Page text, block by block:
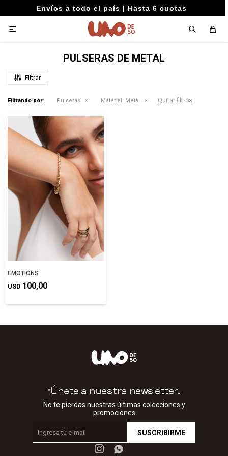
Envíos a todo el país | Hasta 6 cuotas

PULSERAS DE METAL
Filtrando por: Pulseras Material: Metal Quitar filtros
EMOTIONS
USD 100,00
¡Únete a nuestra newsletter!
No te pierdas nuestras últimas colecciones y
promociones
SUSCRIBIRME
 